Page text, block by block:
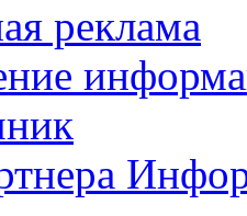
реклама